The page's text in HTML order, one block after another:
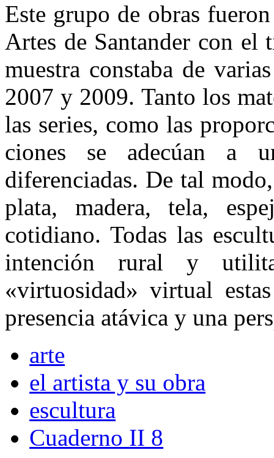
Este grupo de obras
Artes de Santander con
muestra constaba de
2007 y 2009. Tanto los
las series, como las
ciones se adecúan a
diferenciadas. De tal
plata, madera, tela,
cotidiano. Todas las
intención rural y
«virtuosidad» virtual
presencia atávica y una
arte
el artista y su obra
escultura
Cuaderno II 8